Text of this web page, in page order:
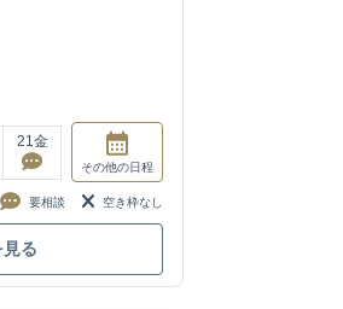
21 金
その他の日程
要相談 空き枠なし
る